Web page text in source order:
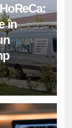
în